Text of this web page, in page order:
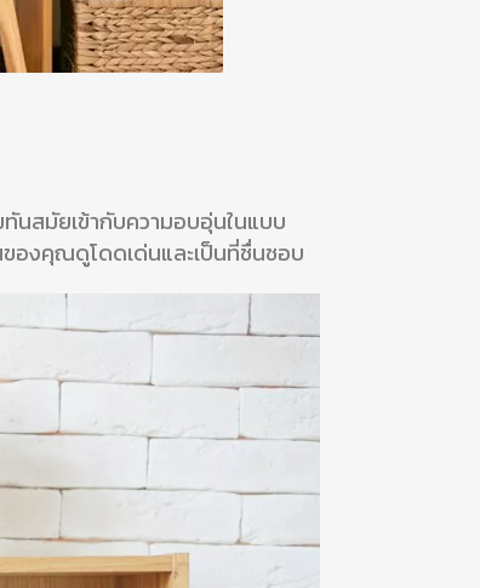
นสมัยเข้ากับความอบอุ่นในแบบ
ของคุณดูโดดเด่นและเป็นที่ชื่นชอบ